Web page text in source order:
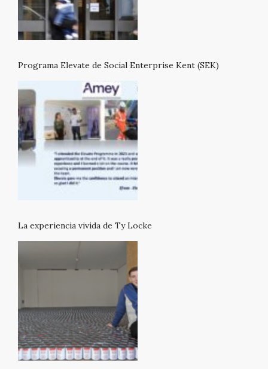
Programa Elevate de Social Enterprise Kent (SEK)
La experiencia vivida de Ty Locke